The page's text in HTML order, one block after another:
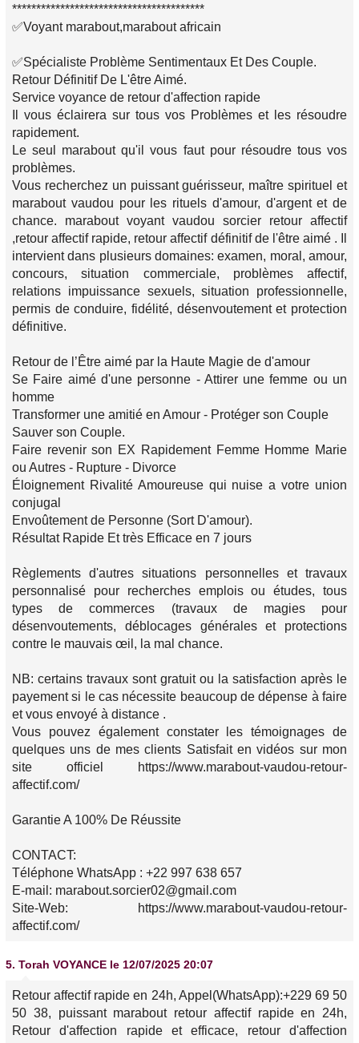
****************************************
✅Voyant marabout,marabout africain
✅Spécialiste Problème Sentimentaux Et Des Couple.
Retour Définitif De L'être Aimé.
Service voyance de retour d'affection rapide
Il vous éclairera sur tous vos Problèmes et les résoudre
rapidement.
Le seul marabout qu'il vous faut pour résoudre tous vos
problèmes.
Vous recherchez un puissant guérisseur, maître spirituel et
marabout vaudou pour les rituels d'amour, d'argent et de
chance. marabout voyant vaudou sorcier retour affectif
,retour affectif rapide, retour affectif définitif de l'être aimé . Il
intervient dans plusieurs domaines: examen, moral, amour,
concours, situation commerciale, problèmes affectif,
relations impuissance sexuels, situation professionnelle,
permis de conduire, fidélité, désenvoutement et protection
définitive.
Retour de l’Être aimé par la Haute Magie de d'amour
Se Faire aimé d'une personne - Attirer une femme ou un
homme
Transformer une amitié en Amour - Protéger son Couple
Sauver son Couple.
Faire revenir son EX Rapidement Femme Homme Marie
ou Autres - Rupture - Divorce
Éloignement Rivalité Amoureuse qui nuise a votre union
conjugal
Envoûtement de Personne (Sort D'amour).
Résultat Rapide Et très Efficace en 7 jours
Règlements d'autres situations personnelles et travaux
personnalisé pour recherches emplois ou études, tous
types de commerces (travaux de magies pour
désenvoutements, déblocages générales et protections
contre le mauvais œil, la mal chance.
NB: certains travaux sont gratuit ou la satisfaction après le
payement si le cas nécessite beaucoup de dépense à faire
et vous envoyé à distance .
Vous pouvez également constater les témoignages de
quelques uns de mes clients Satisfait en vidéos sur mon
site officiel https://www.marabout-vaudou-retour-
affectif.com/
Garantie A 100% De Réussite
CONTACT:
Téléphone WhatsApp : +22 997 638 657
E-mail: marabout.sorcier02@gmail.com
Site-Web: https://www.marabout-vaudou-retour-
affectif.com/
5. Torah VOYANCE le 12/07/2025 20:07
Retour affectif rapide en 24h, Appel(WhatsApp):+229 69 50
50 38, puissant marabout retour affectif rapide en 24h,
Retour d'affection rapide et efficace, retour d'affection